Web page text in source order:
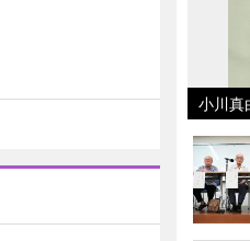
小川真